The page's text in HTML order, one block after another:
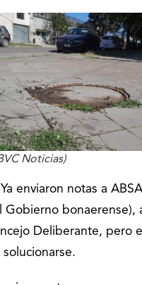
Noticias)
Ya enviaron notas a
Gobierno bonaerense),
Deliberante, pero
solucionarse.